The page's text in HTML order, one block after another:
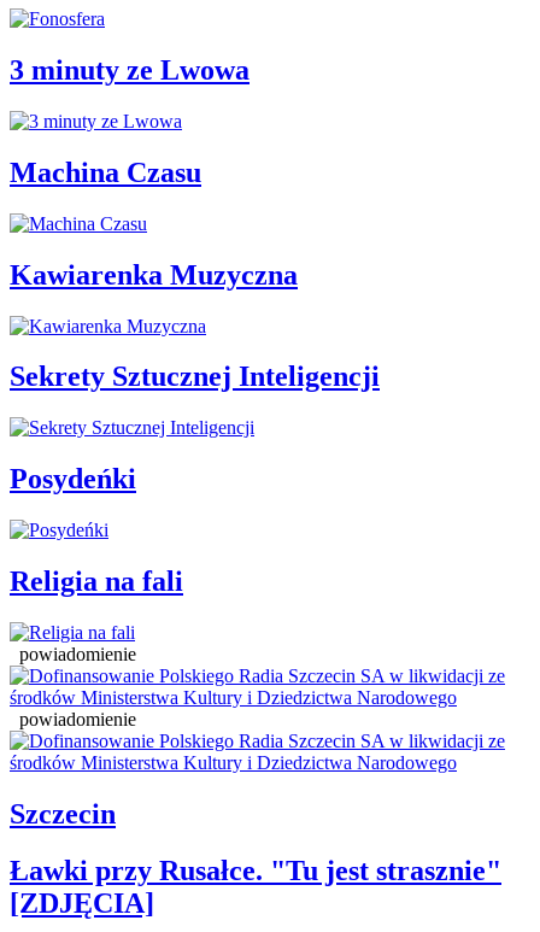
3 minuty ze Lwowa
Machina Czasu
Kawiarenka Muzyczna
Sekrety Sztucznej Inteligencji
Posydeńki
Religia na fali
powiadomienie
powiadomienie
Szczecin
Ławki przy Rusałce. "Tu jest strasznie"
[ZDJĘCIA]